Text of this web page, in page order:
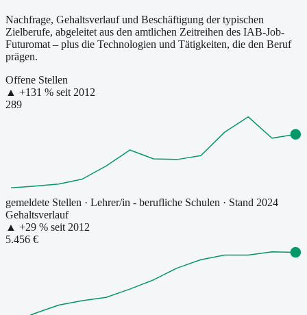
Nachfrage, Gehaltsverlauf und Beschäftigung der typischen
Zielberufe, abgeleitet aus den amtlichen Zeitreihen des IAB-Job-
Futuromat – plus die Technologien und Tätigkeiten, die den Beruf
prägen.
Offene Stellen
▲ +131 % seit 2012
289
gemeldete Stellen · Lehrer/in - berufliche Schulen · Stand 2024
Gehaltsverlauf
▲ +29 % seit 2012
5.456 €